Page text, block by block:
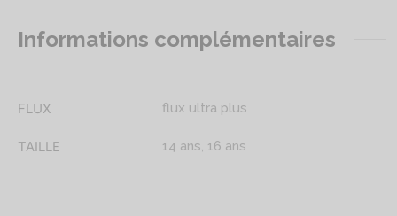
Informations complémentaires
FLUX flux ultra plus
TAILLE 14 ans, 16 ans